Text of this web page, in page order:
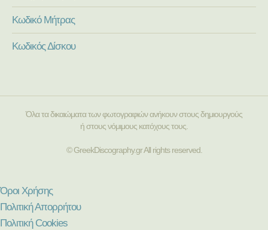
Κωδικό Μήτρας
Κωδικός Δίσκου
Όλα τα δικαιώματα των φωτογραφιών ανήκουν στους δημιουργούς
ή στους νόμιμους κατόχους τους.
© GreekDiscography.gr All rights reserved.
Όροι Χρήσης
Πολιτική Απορρήτου
Πολιτική Cookies